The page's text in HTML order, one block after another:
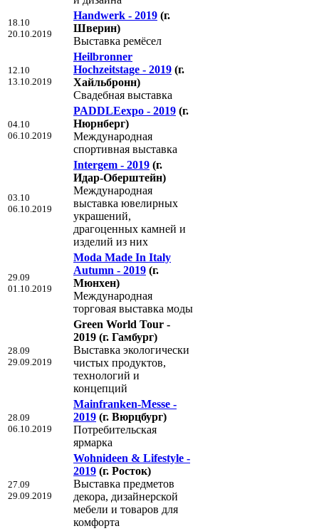
18.10
20.10.2019
Handwerk - 2019 (г.
Шверин)
Выставка ремёсел
12.10
13.10.2019
Heilbronner
Hochzeitstage - 2019 (г.
Хайльбронн)
Свадебная выставка
04.10
06.10.2019
PADDLEexpo - 2019 (г.
Нюрнберг)
Международная
спортивная выставка
03.10
06.10.2019
Intergem - 2019 (г.
Идар-Оберштейн)
Международная
выставка ювелирных
украшений,
драгоценных камней и
изделий из них
29.09
01.10.2019
Moda Made In Italy
Autumn - 2019 (г.
Мюнхен)
Международная
торговая выставка моды
28.09
29.09.2019
Green World Tour -
2019 (г. Гамбург)
Выставка экологически
чистых продуктов,
технологий и
концепций
28.09
06.10.2019
Mainfranken-Messe -
2019 (г. Вюрцбург)
Потребительская
ярмарка
27.09
29.09.2019
Wohnideen & Lifestyle -
2019 (г. Росток)
Выставка предметов
декора, дизайнерской
мебели и товаров для
комфорта